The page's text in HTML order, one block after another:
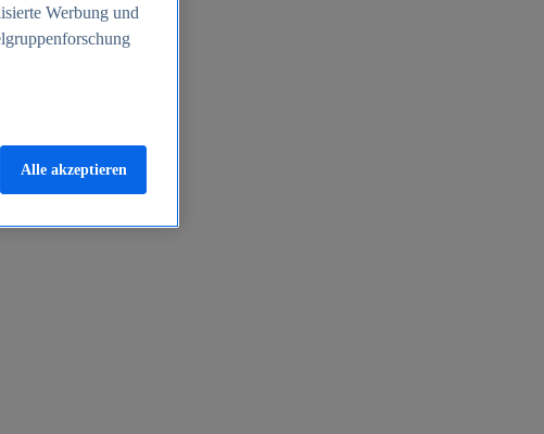
Werbung und
Alle akzeptieren